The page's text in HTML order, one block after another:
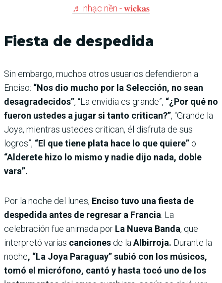
♬ nhạc nền - 𝐰𝐢𝐜𝐤𝐚𝐬
Fiesta de despedida
Sin embargo, muchos otros usuarios defendieron a
Enciso: “Nos dio mucho por la Selección, no sean
desagradecidos”, “La envidia es grande”, “¿Por qué no
fueron ustedes a jugar si tanto critican?”, “Grande la
Joya, mientras ustedes critican, él disfruta de sus
logros”, “El que tiene plata hace lo que quiere” o
“Alderete hizo lo mismo y nadie dijo nada, doble
vara”.
Por la noche del lunes, Enciso tuvo una fiesta de
despedida antes de regresar a Francia . La
celebración fue animada por La Nueva Banda, que
interpretó varias canciones de la Albirroja. Durante la
noche, “La Joya Paraguay” subió con los músicos,
tomó el micrófono, cantó y hasta tocó uno de los